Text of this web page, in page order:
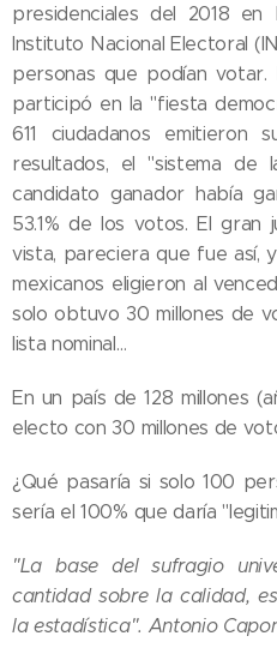
presidenciales del 2018 en
Instituto Nacional Electoral
personas que podían
participó en la "fiesta
611 ciudadanos
resultados, el "sistema de
candidato ganador había
53.1% de los votos. El gran
vista, pareciera que fue así,
mexicanos eligieron al
solo obtuvo 30 millones de
lista nominal…
En un país de 128 millones
electo con 30 millones de
¿Qué pasaría si solo 100
sería el 100% que daría
"La base del sufragio
cantidad sobre la calidad,
la estadística". Antonio